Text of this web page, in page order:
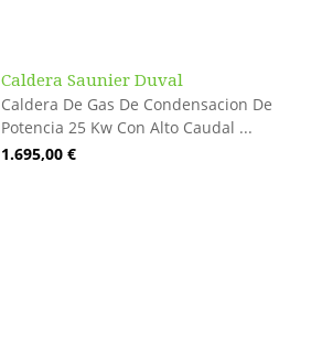
Caldera Saunier Duval
Caldera De Gas De Condensacion De
Potencia 25 Kw Con Alto Caudal ...
1.695,00 €